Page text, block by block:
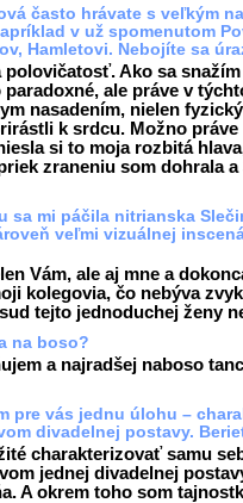
často hrávate s veľkým
v už spomenutom
Hamletovi. Nebojíte sa
polovičatosť. Ako sa
ale práve v
nasadením, nielen
k srdcu. Možno
si to moja rozbitá
zraneniu som dohrala
sa mi páčila nitrianska
veľmi vizuálnej
Vám, ale aj mne a
kolegovia, čo nebýva
tejto jednoduchej ženy
na boso?
a najradšej naboso
pre vás jednu úlohu –
divadelnej postavy.
charakterizovať samu
jednej divadelnej
A okrem toho som